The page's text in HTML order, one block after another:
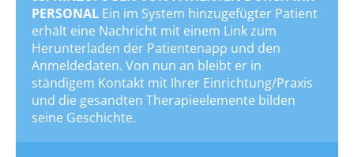
PERSONAL Ein im System hinzugefügter Patient
erhält eine Nachricht mit einem Link zum
Herunterladen der Patientenapp und den
Anmeldedaten. Von nun an bleibt er in
ständigem Kontakt mit Ihrer Einrichtung/Praxis
und die gesandten Therapieelemente bilden
seine Geschichte.